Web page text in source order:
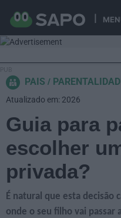
PAIS
Guia para
escolher
privada?
É natural que esta decisão
onde o seu filho vai passar
Atualizado em: 2026